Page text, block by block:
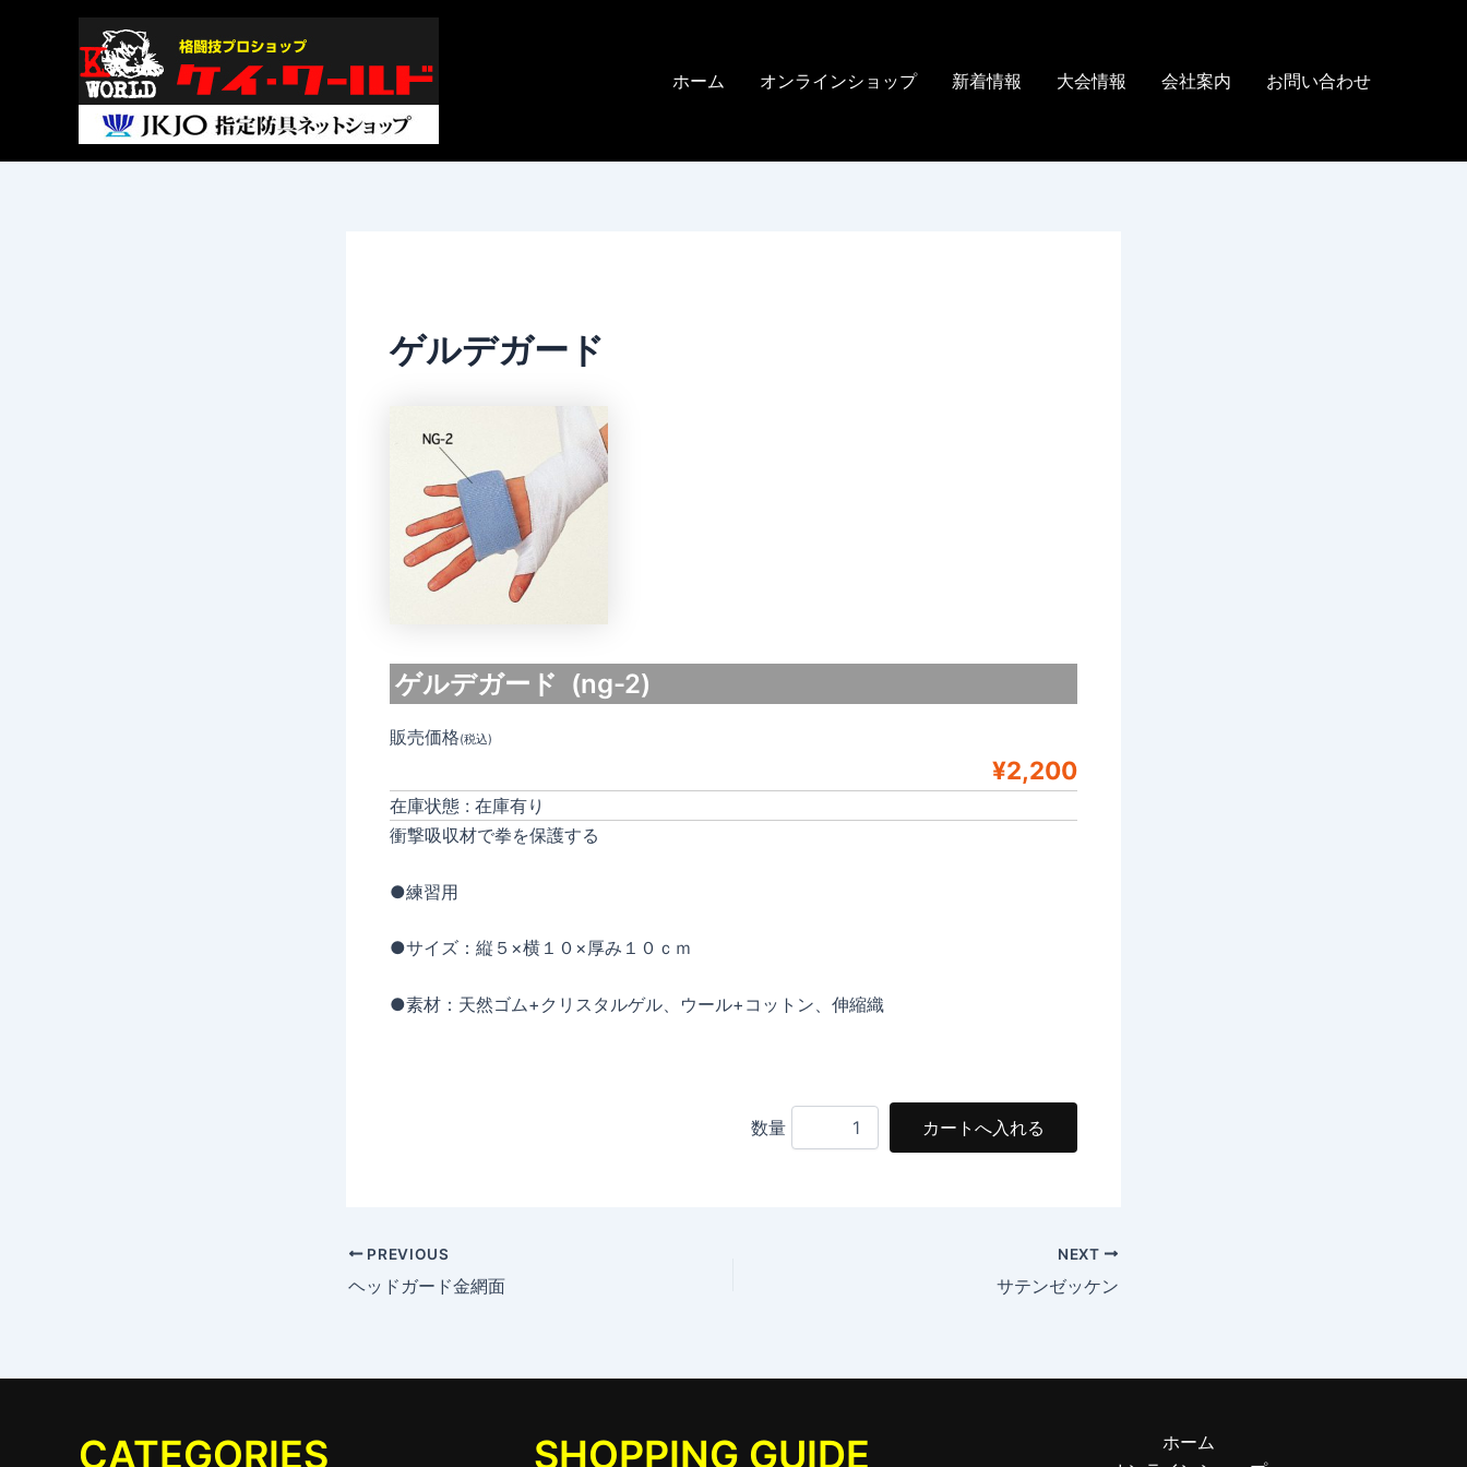
ホーム オンラインショップ 新着情報 大会情報 会社案内 お問い合わせ
ゲルデガード
ゲルデガード (ng-2)
販売価格(税込)
¥2,200
在庫状態 : 在庫有り
衝撃吸収材で拳を保護する
●練習用
●サイズ：縦５×横１０×厚み１０ｃｍ
●素材：天然ゴム+クリスタルゲル、ウール+コットン、伸縮織
数量
Post
PREVIOUS
ヘッドガード金網面
NEXT
サテンゼッケン
CATEGORIES SHOPPING GUIDE
ホーム